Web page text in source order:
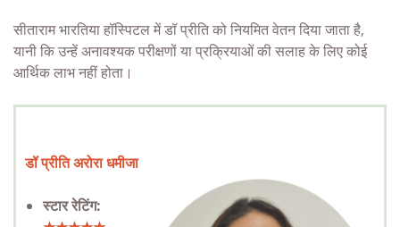
सीताराम भारतिया हॉस्पिटल में डॉ प्रीति को नियमित वेतन दिया जाता है,
यानी कि उन्हें अनावश्यक परीक्षणों या प्रक्रियाओं की सलाह के लिए कोई
आर्थिक लाभ नहीं होता।
डॉ प्रीति अरोरा धमीजा
स्टार रेटिंग: